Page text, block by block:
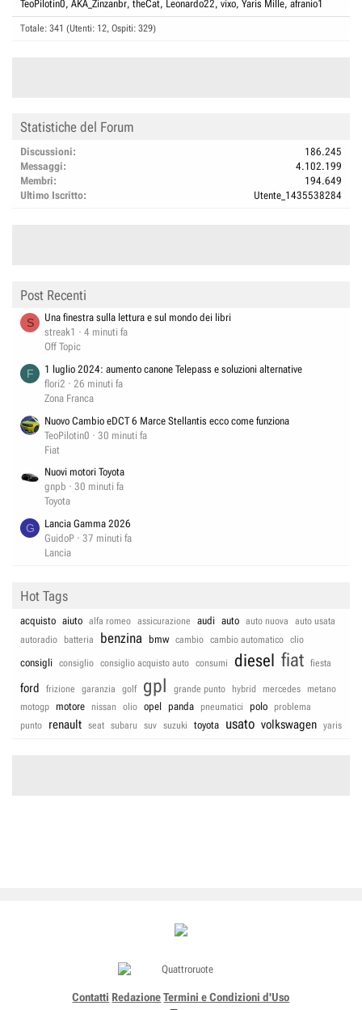
TeoPilotin0 AKA_Zinzanbr theCat Leonardo22 vixo Yaris Mille afranio1
Totale: 341 (Utenti: 12, Ospiti: 329)
Statistiche del Forum
Discussioni
186.245
Messaggi
4.102.199
Membri
194.649
Ultimo Iscritto
Utente_1435538284
Post Recenti
S
Una finestra sulla lettura e sul mondo dei libri
streak1
4 minuti fa
Off Topic
F
1 luglio 2024: aumento canone Telepass e soluzioni alternative
flori2
26 minuti fa
Zona Franca
Nuovo Cambio eDCT 6 Marce Stellantis ecco come funziona
TeoPilotin0
30 minuti fa
Fiat
Nuovi motori Toyota
gnpb
30 minuti fa
Toyota
G
Lancia Gamma 2026
GuidoP
37 minuti fa
Lancia
Hot Tags
acquisto aiuto alfa romeo assicurazione audi auto auto nuova
auto usata
autoradio
batteria benzina bmw cambio cambio automatico clio
consigli consiglio consiglio acquisto auto consumi diesel fiat fiesta
ford frizione garanzia golf gpl grande punto hybrid mercedes
metano
motogp
motore nissan olio opel panda pneumatici polo
problema
punto
renault seat subaru suv suzuki toyota usato volkswagen yaris
Contatti Redazione Termini e Condizioni d'Uso